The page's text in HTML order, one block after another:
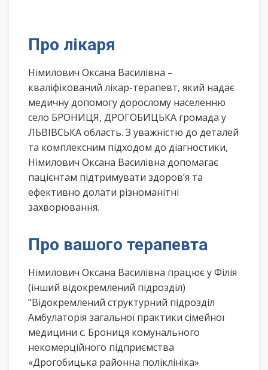
Про лікаря
Німилович Оксана Василівна –
кваліфікований лікар-терапевт, який надає
медичну допомогу дорослому населенню
село БРОНИЦЯ, ДРОГОБИЦЬКА громада у
ЛЬВІВСЬКА область. З уважністю до деталей
та комплексним підходом до діагностики,
Німилович Оксана Василівна допомагає
пацієнтам підтримувати здоров’я та
ефективно долати різноманітні
захворювання.
Про вашого терапевта
Німилович Оксана Василівна працює у Філія
(інший відокремлений підрозділ)
“Відокремлений структурний підрозділ
Амбулаторія загальної практики сімейної
медицини с. Брониця комунального
некомерційного підприємства
«Дрогобицька районна поліклініка»